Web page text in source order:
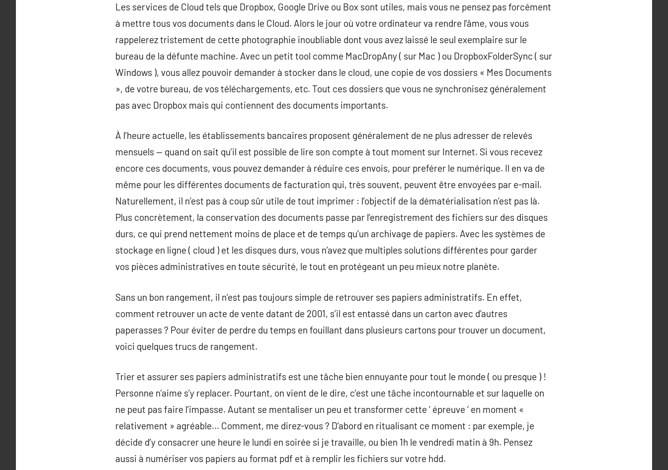
Les services de Cloud tels que Dropbox, Google Drive ou Box sont utiles, mais vous ne pensez pas forcément
à mettre tous vos documents dans le Cloud. Alors le jour où votre ordinateur va rendre l’âme, vous vous
rappelerez tristement de cette photographie inoubliable dont vous avez laissé le seul exemplaire sur le
bureau de la défunte machine. Avec un petit tool comme MacDropAny ( sur Mac ) ou DropboxFolderSync ( sur
Windows ), vous allez pouvoir demander à stocker dans le cloud, une copie de vos dossiers « Mes Documents
», de votre bureau, de vos téléchargements, etc. Tout ces dossiers que vous ne synchronisez généralement
pas avec Dropbox mais qui contiennent des documents importants.
À l’heure actuelle, les établissements bancaires proposent généralement de ne plus adresser de relevés
mensuels — quand on sait qu’il est possible de lire son compte à tout moment sur Internet. Si vous recevez
encore ces documents, vous pouvez demander à réduire ces envois, pour preférer le numérique. Il en va de
même pour les différentes documents de facturation qui, très souvent, peuvent être envoyées par e-mail.
Naturellement, il n’est pas à coup sûr utile de tout imprimer : l’objectif de la dématérialisation n’est pas là.
Plus concrètement, la conservation des documents passe par l’enregistrement des fichiers sur des disques
durs, ce qui prend nettement moins de place et de temps qu’un archivage de papiers. Avec les systèmes de
stockage en ligne ( cloud ) et les disques durs, vous n’avez que multiples solutions différentes pour garder
vos pièces administratives en toute sécurité, le tout en protégeant un peu mieux notre planète.
Sans un bon rangement, il n’est pas toujours simple de retrouver ses papiers administratifs. En effet,
comment retrouver un acte de vente datant de 2001, s’il est entassé dans un carton avec d’autres
paperasses ? Pour éviter de perdre du temps en fouillant dans plusieurs cartons pour trouver un document,
voici quelques trucs de rangement.
Trier et assurer ses papiers administratifs est une tâche bien ennuyante pour tout le monde ( ou presque ) !
Personne n’aime s’y replacer. Pourtant, on vient de le dire, c’est une tâche incontournable et sur laquelle on
ne peut pas faire l’impasse. Autant se mentaliser un peu et transformer cette ‘ épreuve ‘ en moment «
relativement » agréable… Comment, me direz-vous ? D’abord en ritualisant ce moment : par exemple, je
décide d’y consacrer une heure le lundi en soirée si je travaille, ou bien 1h le vendredi matin à 9h. Pensez
aussi à numériser vos papiers au format pdf et à remplir les fichiers sur votre hdd.